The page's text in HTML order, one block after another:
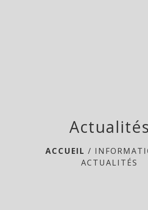
Actualités
ACCUEIL /
ACTUALITÉS